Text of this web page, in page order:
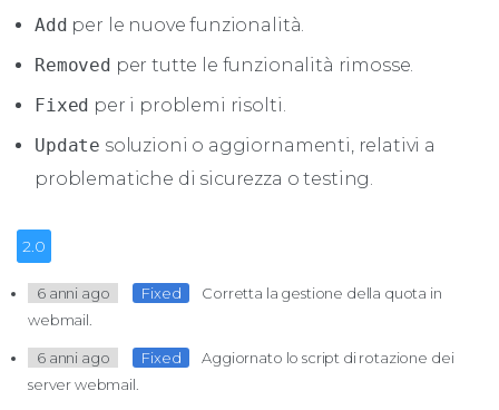
Add per le nuove funzionalità.
Removed per tutte le funzionalità rimosse.
Fixed per i problemi risolti.
Update soluzioni o aggiornamenti, relativi a
problematiche di sicurezza o testing.
2.0
6 anni ago Fixed
Corretta la gestione della quota in
webmail.
6 anni ago Fixed
Aggiornato lo script di rotazione dei
server webmail.